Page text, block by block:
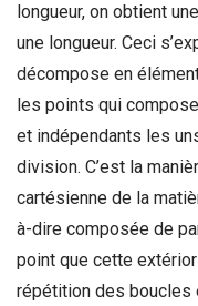
longueur, on obtient
une longueur. Ceci
décompose en
les points qui
et indépendants les
division. C’est la
cartésienne de la
à-dire composée de
point que cette
répétition des boucles